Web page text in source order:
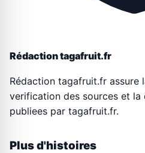
Rédaction tagafruit.fr
Rédaction tagafruit.fr assure
verification des sources et
publiees par tagafruit.fr.
Plus d'histoires